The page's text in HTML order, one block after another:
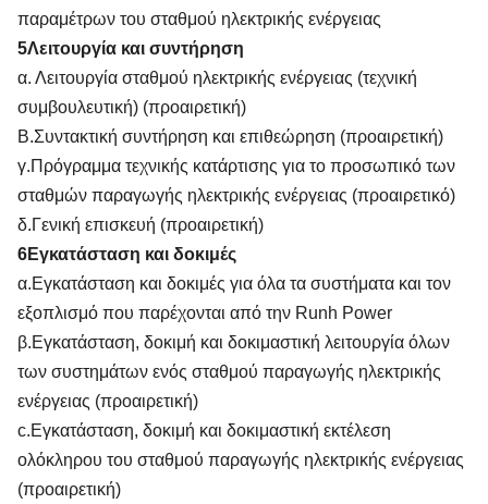
παραμέτρων του σταθμού ηλεκτρικής ενέργειας
5Λειτουργία και συντήρηση
α. Λειτουργία σταθμού ηλεκτρικής ενέργειας (τεχνική
συμβουλευτική) (προαιρετική)
Β.Συντακτική συντήρηση και επιθεώρηση (προαιρετική)
γ.Πρόγραμμα τεχνικής κατάρτισης για το προσωπικό των
σταθμών παραγωγής ηλεκτρικής ενέργειας (προαιρετικό)
δ.Γενική επισκευή (προαιρετική)
6Εγκατάσταση και δοκιμές
α.Εγκατάσταση και δοκιμές για όλα τα συστήματα και τον
εξοπλισμό που παρέχονται από την Runh Power
β.Εγκατάσταση, δοκιμή και δοκιμαστική λειτουργία όλων
των συστημάτων ενός σταθμού παραγωγής ηλεκτρικής
ενέργειας (προαιρετική)
c.Εγκατάσταση, δοκιμή και δοκιμαστική εκτέλεση
ολόκληρου του σταθμού παραγωγής ηλεκτρικής ενέργειας
(προαιρετική)